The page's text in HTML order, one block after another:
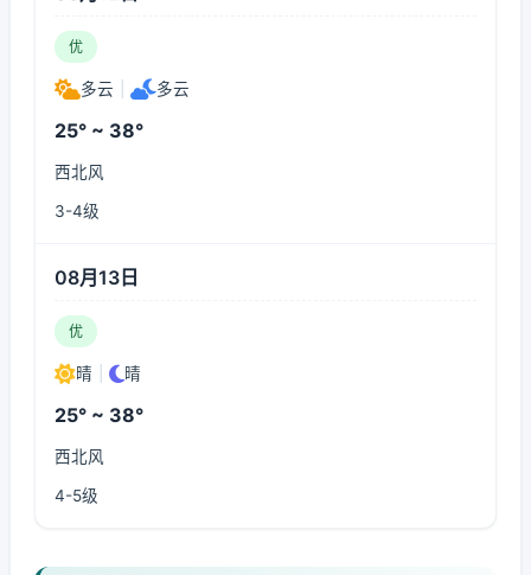
优
多云 多云
25° ~ 38°
西北风
3-4级
08月13日
优
晴 晴
25° ~ 38°
西北风
4-5级